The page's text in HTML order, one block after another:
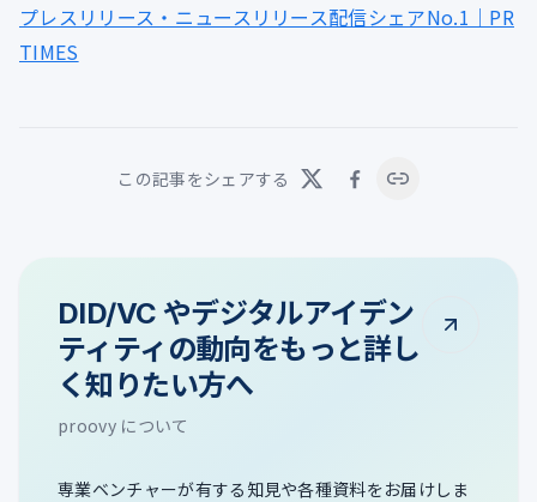
プレスリリース・ニュースリリース配信シェアNo.1｜PR
TIMES
この記事をシェアする
DID/VC やデジタルアイデン
ティティの動向をもっと詳し
く知りたい方へ
proovy について
専業ベンチャーが有する知見や各種資料をお届けしま